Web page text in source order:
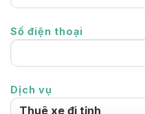
Số điện thoại
Dịch vụ